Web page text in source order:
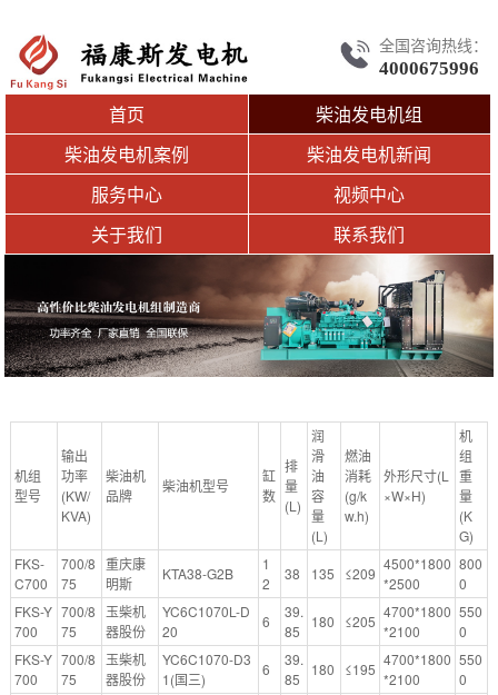
全国咨询热线：
4000675996
首页
柴油发电机组
柴油发电机案例
柴油发电机新闻
服务中心
视频中心
关于我们
联系我们
机组
型号
输出
功率
(KW/
KVA)
柴油机
品牌
柴油机型号
缸
数
排
量
(L)
润
滑
油
容
量
(L)
燃油
消耗
(g/k
w.h)
外形尺寸(L
×W×H)
机
组
重
量
(K
G)
FKS-
C700
700/8
75
重庆康
明斯
KTA38-G2B
1
2
38 135 ≤209
4500*1800
*2500
800
0
FKS-Y
700
700/8
75
玉柴机
器股份
YC6C1070L-D
20
6
39.
85
180 ≤205
4700*1800
*2100
550
0
FKS-Y
700
700/8
75
玉柴机
器股份
YC6C1070-D3
1(国三)
6
39.
85
180 ≤195
4700*1800
*2100
550
0